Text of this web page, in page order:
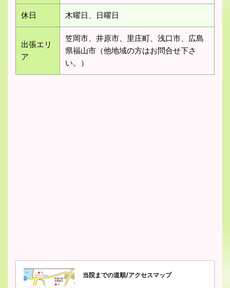
休日 木曜日、日曜日
出張エリ
ア
笠岡市、井原市、里庄町、浅口市、広島
県福山市（他地域の方はお問合せ下さ
い。）
当院までの道順/アクセスマップ